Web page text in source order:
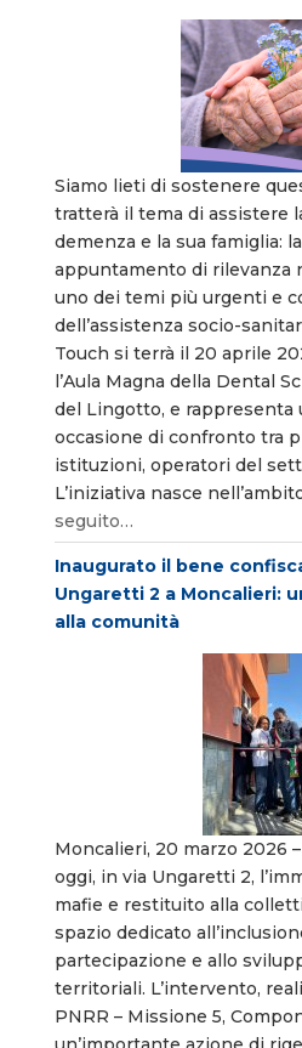
Siamo lieti di sostenere
tratterà il tema di assistere
demenza e la sua famiglia:
appuntamento di rilevanza
uno dei temi più urgenti e
dell’assistenza socio-
Touch si terrà il 20 aprile
l’Aula Magna della Dental
del Lingotto, e rappresenta
occasione di confronto tra
istituzioni, operatori del
L’iniziativa nasce
seguito…
Inaugurato il bene
Ungaretti 2 a Moncalieri:
alla comunità
Moncalieri, 20 marzo 2026
oggi, in via Ungaretti 2,
mafie e restituito alla
spazio dedicato
partecipazione e allo
territoriali. L’intervento,
PNRR – Missione 5,